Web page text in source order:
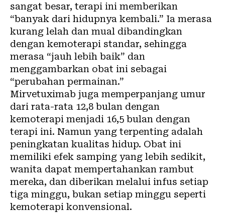
sangat besar, terapi ini memberikan
“banyak dari hidupnya kembali.” Ia merasa
kurang lelah dan mual dibandingkan
dengan kemoterapi standar, sehingga
merasa “jauh lebih baik” dan
menggambarkan obat ini sebagai
“perubahan permainan.”
Mirvetuximab juga memperpanjang umur
dari rata-rata 12,8 bulan dengan
kemoterapi menjadi 16,5 bulan dengan
terapi ini. Namun yang terpenting adalah
peningkatan kualitas hidup. Obat ini
memiliki efek samping yang lebih sedikit,
wanita dapat mempertahankan rambut
mereka, dan diberikan melalui infus setiap
tiga minggu, bukan setiap minggu seperti
kemoterapi konvensional.